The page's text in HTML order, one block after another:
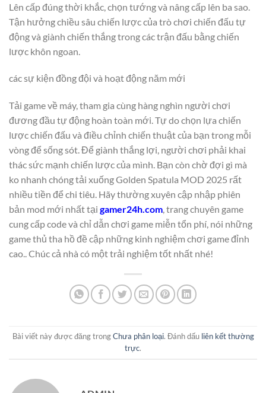
Lên cấp đúng thời khắc, chọn tướng và nâng cấp lên ba sao.
Tận hưởng chiều sâu chiến lược của trò chơi chiến đấu tự
động và giành chiến thắng trong các trận đấu bằng chiến
lược khôn ngoan.
các sự kiện đồng đội và hoạt động năm mới
Tải game về máy, tham gia cùng hàng nghìn người chơi
đương đầu tự động hoàn toàn mới. Tự do chọn lựa chiến
lược chiến đấu và điều chỉnh chiến thuật của bạn trong mỗi
vòng để sống sót. Để giành thắng lợi, người chơi phải khai
thác sức mạnh chiến lược của mình. Bạn còn chờ đợi gì mà
ko nhanh chóng tải xuống Golden Spatula MOD 2025 rất
nhiều tiền để chi tiêu. Hãy thường xuyên cập nhập phiên
bản mod mới nhất tại gamer24h.com, trang chuyên game
cung cấp code và chỉ dẫn chơi game miễn tổn phí, nói những
game thủ tha hồ đề cập những kinh nghiệm chơi game đỉnh
cao.. Chúc cả nhà có một trải nghiệm tốt nhất nhé!
Bài viết này được đăng trongChưa phân loại. Đánh dấu liên kết thường
trực.